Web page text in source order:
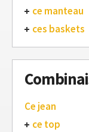
ce manteau
ces baskets
Ce jean
ce top